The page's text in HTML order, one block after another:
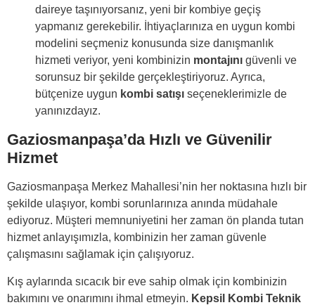
daireye taşınıyorsanız, yeni bir kombiye geçiş
yapmanız gerekebilir. İhtiyaçlarınıza en uygun kombi
modelini seçmeniz konusunda size danışmanlık
hizmeti veriyor, yeni kombinizin montajını güvenli ve
sorunsuz bir şekilde gerçekleştiriyoruz. Ayrıca,
bütçenize uygun kombi satışı seçeneklerimizle de
yanınızdayız.
Gaziosmanpaşa’da Hızlı ve Güvenilir
Hizmet
Gaziosmanpaşa Merkez Mahallesi’nin her noktasına hızlı bir
şekilde ulaşıyor, kombi sorunlarınıza anında müdahale
ediyoruz. Müşteri memnuniyetini her zaman ön planda tutan
hizmet anlayışımızla, kombinizin her zaman güvenle
çalışmasını sağlamak için çalışıyoruz.
Kış aylarında sıcacık bir eve sahip olmak için kombinizin
bakımını ve onarımını ihmal etmeyin. Kepsil Kombi Teknik